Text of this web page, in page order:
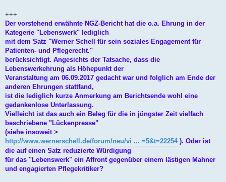
+++
Der vorstehend erwähnte NGZ-Bericht hat die o.a. Ehrung in der
Kategerie "Lebenswerk" lediglich
mit dem Satz "Werner Schell für sein soziales Engagement für
Patienten- und Pflegerecht."
berücksichtigt. Angesichts der Tatsache, dass die
Lebenswerkehrung als Höhepunkt der
Veranstaltung am 06.09.2017 gedacht war und folglich am Ende der
anderen Ehrungen stattfand,
ist die lediglich kurze Anmerkung am Berichtsende wohl eine
gedankenlose Unterlassung.
Vielleicht ist das auch ein Beleg für die in jüngster Zeit vielfach
beschriebene "Lückenpresse"
(siehe insoweit >
http://www.wernerschell.de/forum/neu/vi ... =5&t=22254). Oder ist
die auf einen Satz reduzierte Würdigung
für das "Lebenswerk" ein Affront gegenüber einem lästigen Mahner
und engagierten Pflegekritiker?